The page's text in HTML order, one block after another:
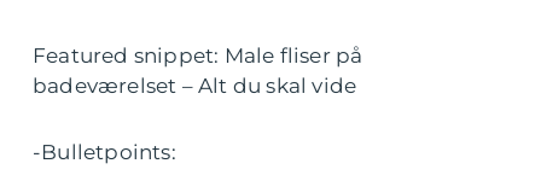
Featured snippet: Male fliser på
badeværelset – Alt du skal vide
-Bulletpoints: